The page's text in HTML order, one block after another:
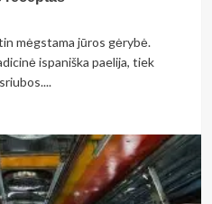
mėgstama jūros gėrybė.
ispaniška paelija, tiek